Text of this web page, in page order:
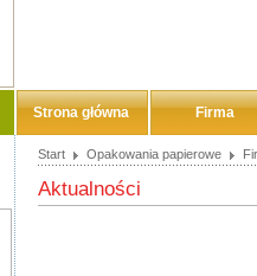
Strona główna Firma
Start Opakowania papierowe
Aktualności